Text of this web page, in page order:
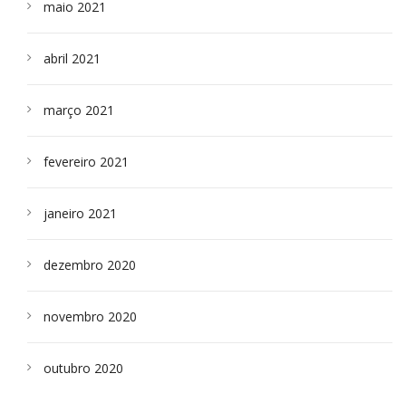
maio 2021
abril 2021
março 2021
fevereiro 2021
janeiro 2021
dezembro 2020
novembro 2020
outubro 2020